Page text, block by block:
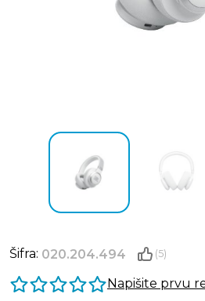
Šifra: 020.204.494 (5)
Napišite prvu